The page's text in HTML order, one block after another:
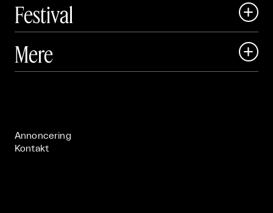
Festival

 Art Matter Festival
Mere 
Annoncering
Kontakt